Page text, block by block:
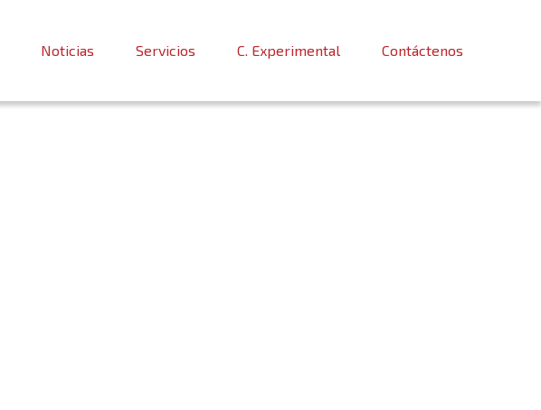
Noticias Servicios C. Experimental Contáctenos